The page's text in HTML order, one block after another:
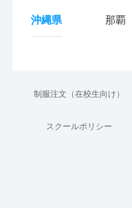
沖縄県 那覇
制服注文（在校生向け）
スクールポリシー